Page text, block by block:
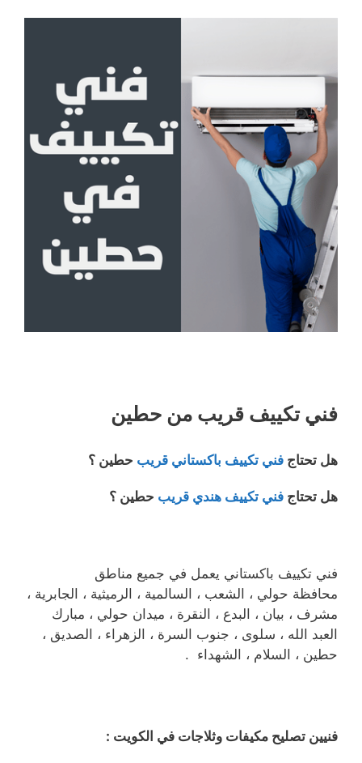
فني تكييف قريب من حطين
هل تحتاج فني تكييف باكستاني قريب حطين ؟
هل تحتاج فني تكييف هندي قريب حطين ؟
فني تكييف باكستاني يعمل في جميع مناطق
محافظة حولي ، الشعب ، السالمية ، الرميثية ، الجابرية ،
مشرف ، بيان ، البدع ، النقرة ، ميدان حولي ، مبارك
العبد الله ، سلوى ، جنوب السرة ، الزهراء ، الصديق ،
حطين ، السلام ، الشهداء .
فنيين تصليح مكيفات وثلاجات في الكويت :